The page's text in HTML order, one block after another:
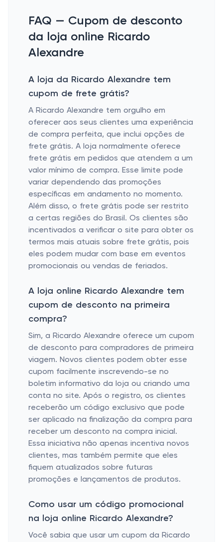
FAQ — Cupom de desconto
da loja online Ricardo
Alexandre
A loja da Ricardo Alexandre tem
cupom de frete grátis?
A Ricardo Alexandre tem orgulho em
oferecer aos seus clientes uma experiência
de compra perfeita, que inclui opções de
frete grátis. A loja normalmente oferece
frete grátis em pedidos que atendem a um
valor mínimo de compra. Esse limite pode
variar dependendo das promoções
específicas em andamento no momento.
Além disso, o frete grátis pode ser restrito
a certas regiões do Brasil. Os clientes são
incentivados a verificar o site para obter os
termos mais atuais sobre frete grátis, pois
eles podem mudar com base em eventos
promocionais ou vendas de feriados.
A loja online Ricardo Alexandre tem
cupom de desconto na primeira
compra?
Sim, a Ricardo Alexandre oferece um cupom
de desconto para compradores de primeira
viagem. Novos clientes podem obter esse
cupom facilmente inscrevendo-se no
boletim informativo da loja ou criando uma
conta no site. Após o registro, os clientes
receberão um código exclusivo que pode
ser aplicado na finalização da compra para
receber um desconto na compra inicial.
Essa iniciativa não apenas incentiva novos
clientes, mas também permite que eles
fiquem atualizados sobre futuras
promoções e lançamentos de produtos.
Como usar um código promocional
na loja online Ricardo Alexandre?
Você sabia que usar um cupom da Ricardo